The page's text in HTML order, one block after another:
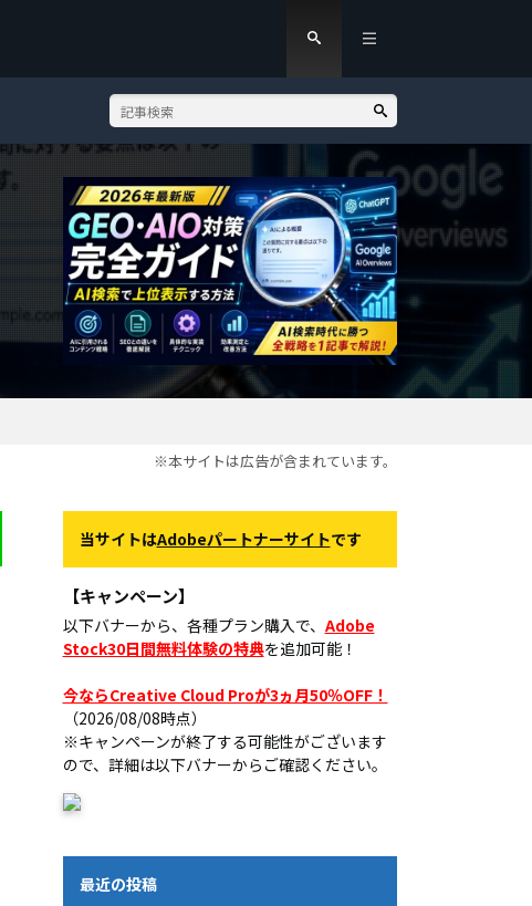
※本サイトは広告が含まれています。
当サイトはAdobeパートナーサイトです
【キャンペーン】
以下バナーから、各種プラン購入で、 Adobe
Stock30日間無料体験の特典を追加可能！
今ならCreative Cloud Proが3ヵ月50％OFF！
（2026/08/08時点）
※キャンペーンが終了する可能性がございます
ので、詳細は以下バナーからご確認ください。
最近の投稿